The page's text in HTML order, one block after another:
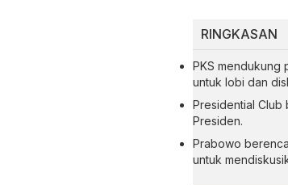
RINGKASAN
PKS mendukung
untuk lobi dan
Presidential Club
Presiden.
Prabowo
untuk